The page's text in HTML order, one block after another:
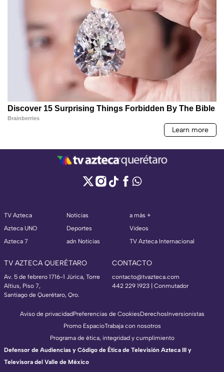
TV Azteca
Azteca UNO
Azteca 7
Noticias
Deportes
adn Noticias
a más +
Videos
TV Azteca Internacional
TV AZTECA QUERÉTARO
Av. 5 de febrero 1716-1 Júrica, Torre
Altius, Piso 7,
Santiago de Querétaro, Qro.
CONTACTO
contacto@tvazteca.com
442 229 1923 | Conmutador
Aviso de privacidadPreferencias de CookiesDerechosInversionistas
Promo EspacioTrabaja con nosotros
Programa de ética, integridad y cumplimiento
Defensor de Audiencias y Código de Ética de Televisión Azteca III y
Televisora del Valle de México